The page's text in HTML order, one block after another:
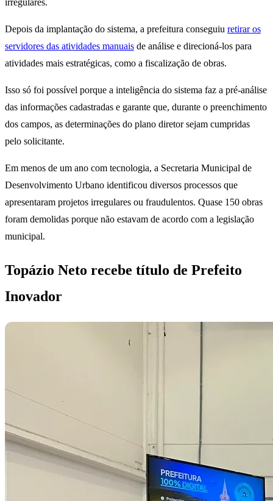
irregulares.
Depois da implantação do sistema, a prefeitura conseguiu retirar os
servidores das atividades manuais de análise e direcioná-los para
atividades mais estratégicas, como a fiscalização de obras.
Isso só foi possível porque a inteligência do sistema faz a pré-análise
das informações cadastradas e garante que, durante o preenchimento
dos campos, as determinações do plano diretor sejam cumpridas
pelo solicitante.
Em menos de um ano com tecnologia, a Secretaria Municipal de
Desenvolvimento Urbano identificou diversos processos que
apresentaram projetos irregulares ou fraudulentos. Quase 150 obras
foram demolidas porque não estavam de acordo com a legislação
municipal.
Topázio Neto recebe título de Prefeito
Inovador